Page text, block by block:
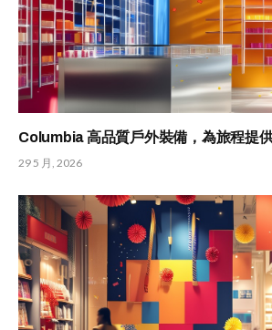
Columbia 高品質戶外裝備，為旅程提
29 5 月, 2026